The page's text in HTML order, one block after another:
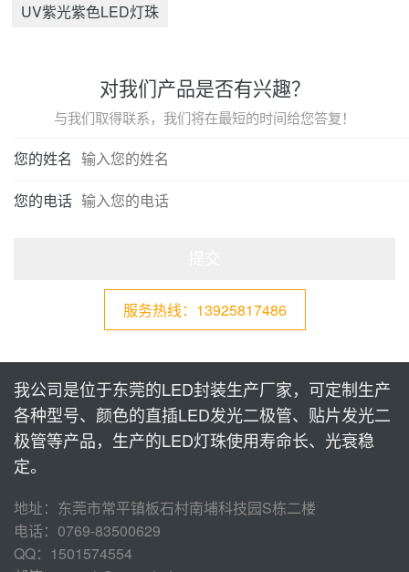
UV紫光紫色LED灯珠
对我们产品是否有兴趣？
与我们取得联系，我们将在最短的时间给您答复！
您的姓名
您的电话
服务热线：13925817486
我公司是位于东莞的LED封装生产厂家，可定制生产
各种型号、颜色的直插LED发光二极管、贴片发光二
极管等产品，生产的LED灯珠使用寿命长、光衰稳
定。
地址：东莞市常平镇板石村南埔科技园S栋二楼
电话：0769-83500629
QQ：1501574554